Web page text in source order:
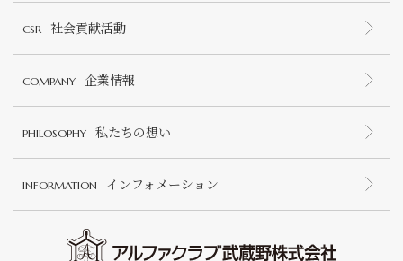
CSR 社会貢献活動
COMPANY 企業情報
PHILOSOPHY 私たちの想い
INFORMATION インフォメーション